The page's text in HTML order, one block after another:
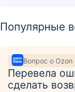
Популярные
Вопрос о Ozon
Перевела
сделать